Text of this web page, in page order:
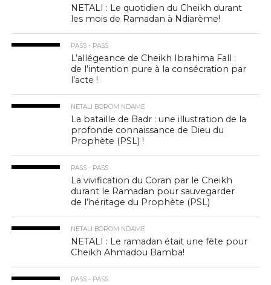
NETALI : Le quotidien du Cheikh durant
les mois de Ramadan à Ndiarème!
PASS - PASS
L’allégeance de Cheikh Ibrahima Fall :
de l’intention pure à la consécration par
l’acte !
NETALI BOROM NDAME
La bataille de Badr : une illustration de la
profonde connaissance de Dieu du
Prophète (PSL) !
PASS - PASS
La vivification du Coran par le Cheikh
durant le Ramadan pour sauvegarder
de l’héritage du Prophète (PSL)
NETALI BOROM NDAME
NETALI : Le ramadan était une fête pour
Cheikh Ahmadou Bamba!
PASS - PASS